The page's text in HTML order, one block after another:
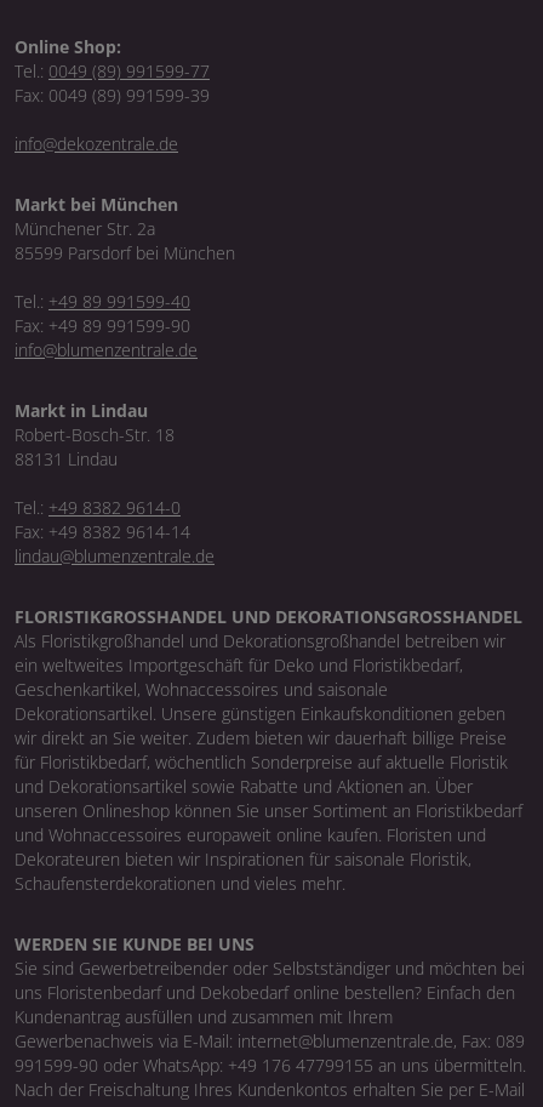
Online Shop:
Tel.: 0049 (89) 991599-77
Fax: 0049 (89) 991599-39
info@dekozentrale.de
Markt bei München
Münchener Str. 2a
85599 Parsdorf bei München
Tel.: +49 89 991599-40
Fax: +49 89 991599-90
info@blumenzentrale.de
Markt in Lindau
Robert-Bosch-Str. 18
88131 Lindau
Tel.: +49 8382 9614-0
Fax: +49 8382 9614-14
lindau@blumenzentrale.de
FLORISTIKGROSSHANDEL UND DEKORATIONSGROSSHANDEL
Als Floristikgroßhandel und Dekorationsgroßhandel betreiben wir
ein weltweites Importgeschäft für Deko und Floristikbedarf,
Geschenkartikel, Wohnaccessoires und saisonale
Dekorationsartikel. Unsere günstigen Einkaufskonditionen geben
wir direkt an Sie weiter. Zudem bieten wir dauerhaft billige Preise
für Floristikbedarf, wöchentlich Sonderpreise auf aktuelle Floristik
und Dekorationsartikel sowie Rabatte und Aktionen an. Über
unseren Onlineshop können Sie unser Sortiment an Floristikbedarf
und Wohnaccessoires europaweit online kaufen. Floristen und
Dekorateuren bieten wir Inspirationen für saisonale Floristik,
Schaufensterdekorationen und vieles mehr.
WERDEN SIE KUNDE BEI UNS
Sie sind Gewerbetreibender oder Selbstständiger und möchten bei
uns Floristenbedarf und Dekobedarf online bestellen? Einfach den
Kundenantrag ausfüllen und zusammen mit Ihrem
Gewerbenachweis via E-Mail: internet@blumenzentrale.de, Fax: 089
991599-90 oder WhatsApp: +49 176 47799155 an uns übermitteln.
Nach der Freischaltung Ihres Kundenkontos erhalten Sie per E-Mail